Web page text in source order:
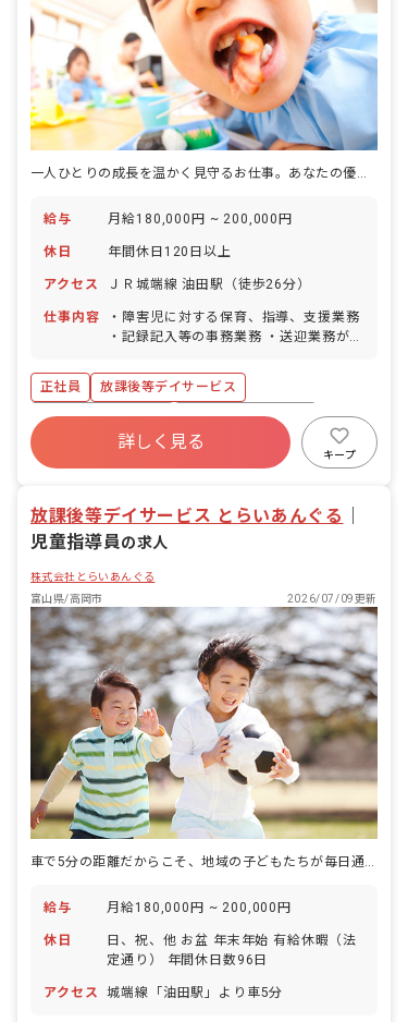
一人ひとりの成長を温かく見守るお仕事。あなたの優しさが子どもたちの未来を育みます。
給与 月給180,000円 ~ 200,000円
休日 年間休日120日以上
アクセス ＪＲ城端線 油田駅（徒歩26分）
仕事内容
・障害児に対する保育、指導、支援業務
・記録記入等の事務業務 ・送迎業務があ
砺波市内で、事業所から20分圏内です。
・AT車の軽自動車またはワンボックス車
を使用します。 ・利用者は最大15名で
す。
正社員
放課後等デイサービス
ボーナス・賞与あり
年間休日120日以上
社会保険完備
有給
昇給昇進あり
詳しく見る
キープ
放課後等デイサービス とらいあんぐる
児童指導員の求人
株式会社とらいあんぐる
富山県/高岡市
2026/07/09更新
車で5分の距離だからこそ、地域の子どもたちが毎日通い続けられる放課後等デイサービスです。
給与 月給180,000円 ~ 200,000円
休日
日、祝、他 お盆 年末年始 有給休暇（法
定通り） 年間休日数96日
アクセス 城端線「油田駅」より車5分